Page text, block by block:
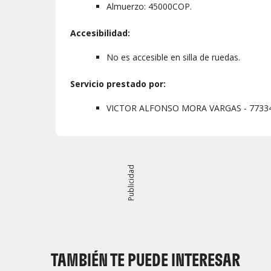
Almuerzo: 45000COP.
Accesibilidad:
No es accesible en silla de ruedas.
Servicio prestado por:
VICTOR ALFONSO MORA VARGAS -
Publicidad
TAMBIÉN TE PUEDE INTERESAR